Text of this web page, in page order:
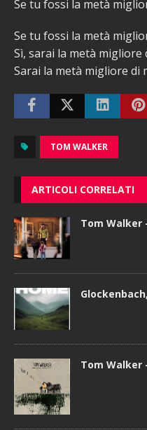
Se tu fossi la metà
Se tu fossi la metà
Sì, sarai la metà migliore
Sarai la metà migliore di
TOM WALKER
ARTICOLI CORRELATI
Tom Walker
Tom Walker